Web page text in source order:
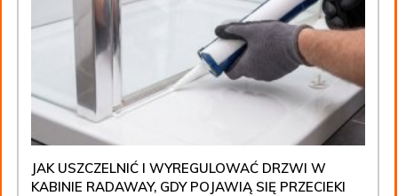
JAK USZCZELNIĆ I WYREGULOWAĆ DRZWI W
KABINIE RADAWAY, GDY POJAWIĄ SIĘ PRZECIEKI